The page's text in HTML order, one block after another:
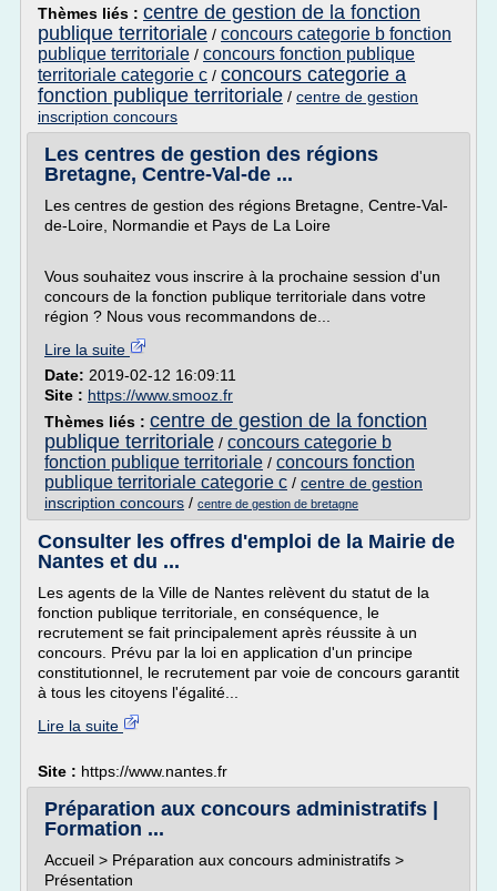
Thèmes liés : centre de gestion de la fonction
publique territoriale / concours categorie b fonction
publique territoriale / concours fonction publique
territoriale categorie c / concours categorie a
fonction publique territoriale / centre de gestion
inscription concours
Les centres de gestion des régions
Bretagne, Centre-Val-de ...
Les centres de gestion des régions Bretagne, Centre-Val-
de-Loire, Normandie et Pays de La Loire
Vous souhaitez vous inscrire à la prochaine session d'un
concours de la fonction publique territoriale dans votre
région ? Nous vous recommandons de...
Lire la suite
Date: 2019-02-12 16:09:11
Site : https://www.smooz.fr
Thèmes liés : centre de gestion de la fonction
publique territoriale / concours categorie b
fonction publique territoriale / concours fonction
publique territoriale categorie c / centre de gestion
inscription concours / centre de gestion de bretagne
Consulter les offres d'emploi de la Mairie de
Nantes et du ...
Les agents de la Ville de Nantes relèvent du statut de la
fonction publique territoriale, en conséquence, le
recrutement se fait principalement après réussite à un
concours. Prévu par la loi en application d'un principe
constitutionnel, le recrutement par voie de concours garantit
à tous les citoyens l'égalité...
Lire la suite
Site : https://www.nantes.fr
Préparation aux concours administratifs |
Formation ...
Accueil > Préparation aux concours administratifs >
Présentation